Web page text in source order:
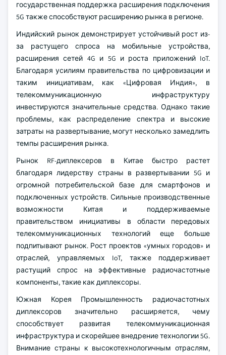
государственная поддержка расширения подключения
5G также способствуют расширению рынка в регионе.
Индийский рынок демонстрирует устойчивый рост из-
за растущего спроса на мобильные устройства,
расширения сетей 4G и 5G и роста приложений IoT.
Благодаря усилиям правительства по цифровизации и
таким инициативам, как «Цифровая Индия», в
телекоммуникационную инфраструктуру
инвестируются значительные средства. Однако такие
проблемы, как распределение спектра и высокие
затраты на развертывание, могут несколько замедлить
темпы расширения рынка.
Рынок RF-диплексеров в Китае быстро растет
благодаря лидерству страны в развертывании 5G и
огромной потребительской базе для смартфонов и
подключенных устройств. Сильные производственные
возможности Китая и поддерживаемые
правительством инициативы в области передовых
телекоммуникационных технологий еще больше
подпитывают рынок. Рост проектов «умных городов» и
отраслей, управляемых IoT, также поддерживает
растущий спрос на эффективные радиочастотные
компоненты, такие как диплексоры.
Южная Корея Промышленность радиочастотных
диплексоров значительно расширяется, чему
способствует развитая телекоммуникационная
инфраструктура и скорейшее внедрение технологии 5G.
Внимание страны к высокотехнологичным отраслям,